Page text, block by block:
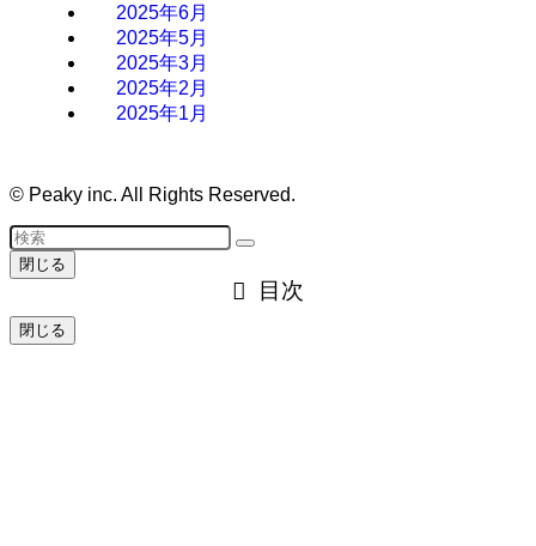
2025年6月
2025年5月
2025年3月
2025年2月
2025年1月
© Peaky inc. All Rights Reserved.
閉じる
目次
閉じる